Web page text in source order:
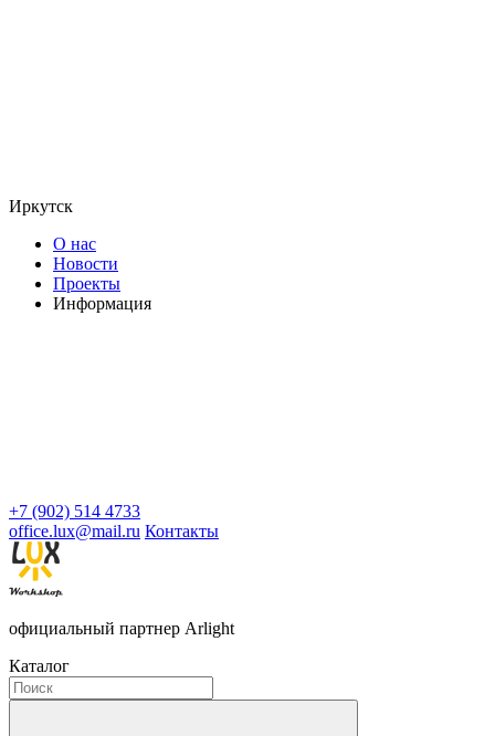
Иркутск
О нас
Новости
Проекты
Информация
+7 (902) 514 4733
office.lux@mail.ru Контакты
официальный партнер Arlight
Каталог